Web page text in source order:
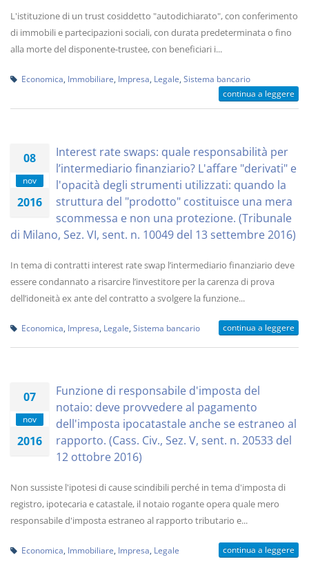
L'istituzione di un trust cosiddetto "autodichiarato", con conferimento
di immobili e partecipazioni sociali, con durata predeterminata o fino
alla morte del disponente-trustee, con beneficiari i...
Economica Immobiliare Impresa Legale Sistema bancario
continua a leggere
08
nov
2016
Interest rate swaps: quale responsabilità per
l’intermediario finanziario? L'affare "derivati" e
l'opacità degli strumenti utilizzati: quando la
struttura del "prodotto" costituisce una mera
scommessa e non una protezione. (Tribunale
di Milano, Sez. VI, sent. n. 10049 del 13 settembre 2016)
In tema di contratti interest rate swap l’intermediario finanziario deve
essere condannato a risarcire l’investitore per la carenza di prova
dell’idoneità ex ante del contratto a svolgere la funzione...
Economica Impresa Legale Sistema bancario continua a leggere
07
nov
2016
Funzione di responsabile d'imposta del
notaio: deve provvedere al pagamento
dell'imposta ipocatastale anche se estraneo al
rapporto. (Cass. Civ., Sez. V, sent. n. 20533 del
12 ottobre 2016)
Non sussiste l'ipotesi di cause scindibili perché in tema d'imposta di
registro, ipotecaria e catastale, il notaio rogante opera quale mero
responsabile d'imposta estraneo al rapporto tributario e...
Economica Immobiliare Impresa Legale continua a leggere